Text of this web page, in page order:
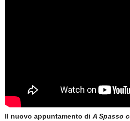
Il nuovo appuntamento di A Spasso